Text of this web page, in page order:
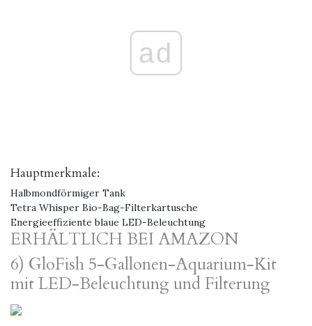
ad
Hauptmerkmale:
Halbmondförmiger Tank
Tetra Whisper Bio-Bag-Filterkartusche
Energieeffiziente blaue LED-Beleuchtung
ERHÄLTLICH BEI AMAZON
6) GloFish 5-Gallonen-Aquarium-Kit
mit LED-Beleuchtung und Filterung